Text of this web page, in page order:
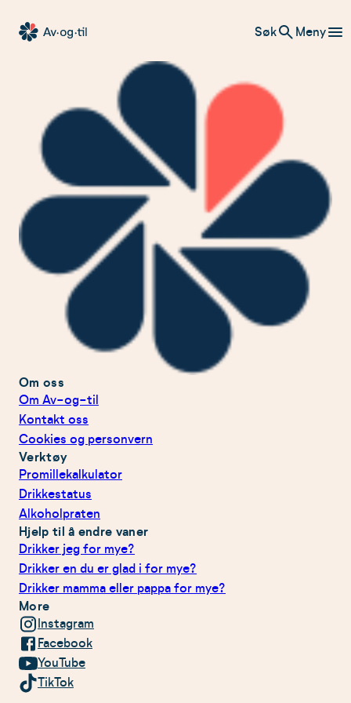
Av-
Søk Meny
Om oss
Om Av-og-til
Kontakt oss
Cookies og personvern
Verktøy
Promillekalkulator
Drikkestatus
Alkoholpraten
Hjelp til å endre vaner
Drikker jeg for mye?
Drikker en du er glad i for mye?
Drikker mamma eller pappa for mye?
More
Instagram
Facebook
YouTube
TikTok